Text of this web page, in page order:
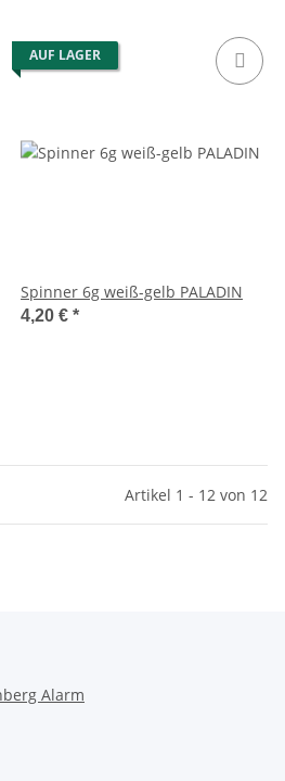
AUF LAGER
Spinner 6g weiß-gelb PALADIN
4,20 € *
Artikel 1 - 12 von 12